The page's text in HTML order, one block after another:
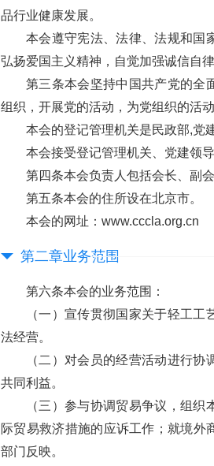
品行业健康发展。
本会遵守宪法、法律、法规和国
弘扬爱国主义精神，自觉加强诚信自
第三条本会坚持中国共产党的全
组织，开展党的活动，为党组织的活
本会的登记管理机关是民政部,党
本会接受登记管理机关、党建领
第四条本会负责人包括会长、副
第五条本会的住所设在北京市。
本会的网址：www.cccla.org.cn
第二章业务范围
第六条本会的业务范围：
（一）宣传贯彻国家关于轻工
法经营。
（二）对会员的经营活动进行
共同利益。
（三）参与协调贸易争议，组
际贸易救济措施的应诉工作；就境
部门反映。